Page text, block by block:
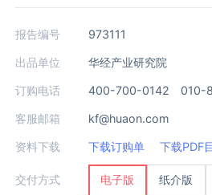
报告编号 973111
出品单位 华经产业研究院
订购电话 400-700-0142 010-
客服邮箱 kf@huaon.com
资料下载 下载订购单 下载PDF
交付方式 电子版 纸介版